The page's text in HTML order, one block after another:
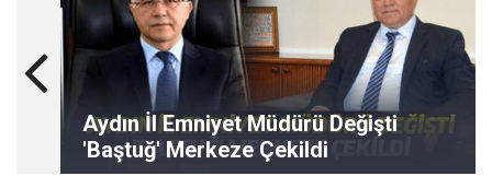
Aydın İl Emniyet Müdürü Değişti
'Baştuğ' Merkeze Çekildi